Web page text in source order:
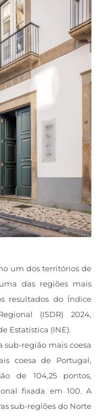
um dos territórios de
das regiões mais
resultados do Índice
(ISDR) 2024,
Estatística (INE).
sub-região mais coesa
coesa de Portugal,
de 104,25 pontos,
fixada em 100. A
sub-regiões do Norte